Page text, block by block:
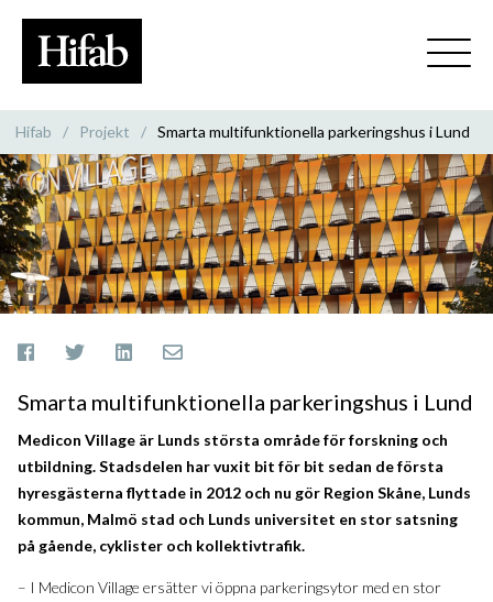
Hifab / Projekt / Smarta multifunktionella parkeringshus i Lund
Smarta multifunktionella parkeringshus i Lund
Medicon Village är Lunds största område för forskning och
utbildning. Stadsdelen har vuxit bit för bit sedan de första
hyresgästerna flyttade in 2012 och nu gör Region Skåne, Lunds
kommun, Malmö stad och Lunds universitet en stor satsning
på gående, cyklister och kollektivtrafik.
– I Medicon Village ersätter vi öppna parkeringsytor med en stor